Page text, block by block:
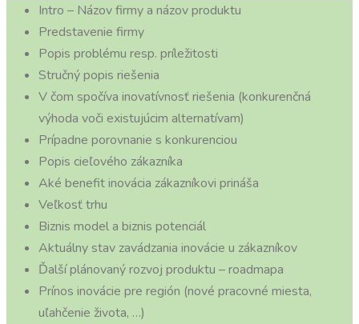
Intro – Názov firmy a názov produktu
Predstavenie firmy
Popis problému resp. príležitosti
Stručný popis riešenia
V čom spočíva inovatívnosť riešenia (konkurenčná
výhoda voči existujúcim alternatívam)
Prípadne porovnanie s konkurenciou
Popis cieľového zákazníka
Aké benefit inovácia zákazníkovi prináša
Veľkosť trhu
Biznis model a biznis potenciál
Aktuálny stav zavádzania inovácie u zákazníkov
Ďalší plánovaný rozvoj produktu – roadmapa
Prínos inovácie pre región (nové pracovné miesta,
uľahčenie života, …)